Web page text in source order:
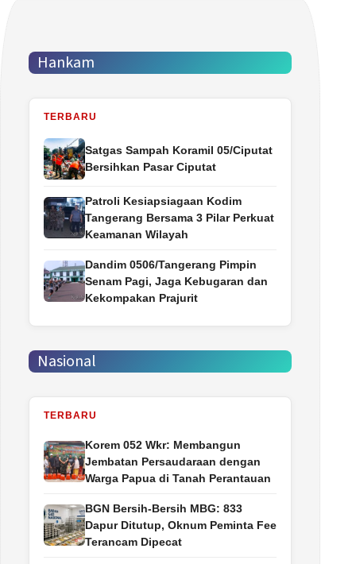
Hankam
TERBARU
Satgas Sampah Koramil 05/Ciputat
Bersihkan Pasar Ciputat
Patroli Kesiapsiagaan Kodim
Tangerang Bersama 3 Pilar Perkuat
Keamanan Wilayah
Dandim 0506/Tangerang Pimpin
Senam Pagi, Jaga Kebugaran dan
Kekompakan Prajurit
Nasional
TERBARU
Korem 052 Wkr: Membangun
Jembatan Persaudaraan dengan
Warga Papua di Tanah Perantauan
BGN Bersih-Bersih MBG: 833
Dapur Ditutup, Oknum Peminta Fee
Terancam Dipecat